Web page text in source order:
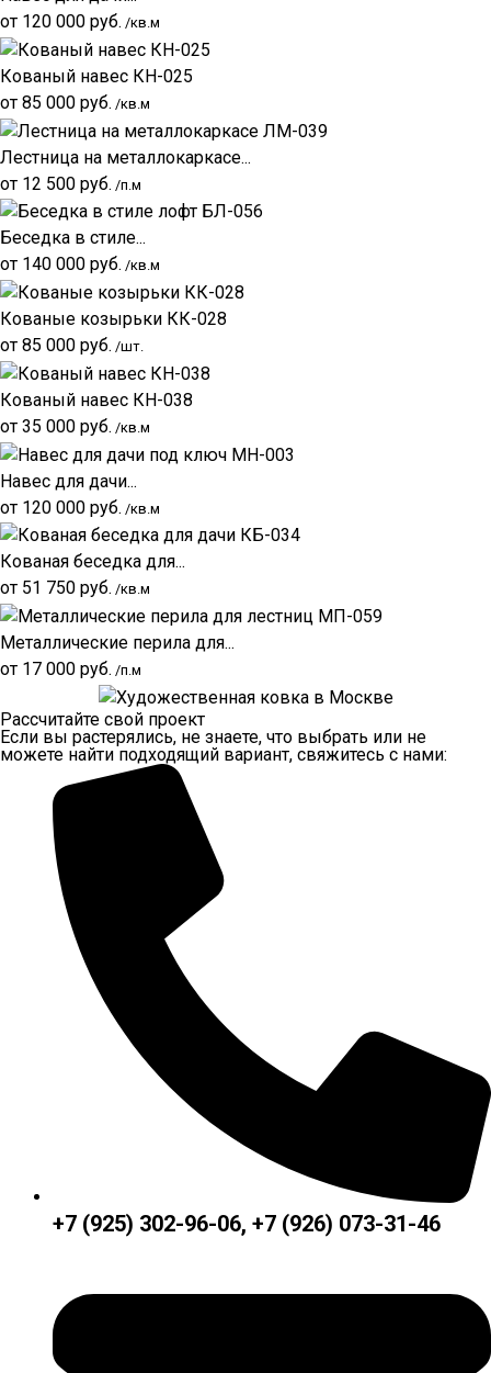
от 120 000 руб. /кв.м
Кованый навес КН-025
от 85 000 руб. /кв.м
Лестница на металлокаркасе...
от 12 500 руб. /п.м
Беседка в стиле...
от 140 000 руб. /кв.м
Кованые козырьки КК-028
от 85 000 руб. /шт.
Кованый навес КН-038
от 35 000 руб. /кв.м
Навес для дачи...
от 120 000 руб. /кв.м
Кованая беседка для...
от 51 750 руб. /кв.м
Металлические перила для...
от 17 000 руб. /п.м
Рассчитайте свой проект
Если вы растерялись, не знаете, что выбрать или не
можете найти подходящий вариант, свяжитесь с нами:
+7 (925) 302-96-06, +7 (926) 073-31-46